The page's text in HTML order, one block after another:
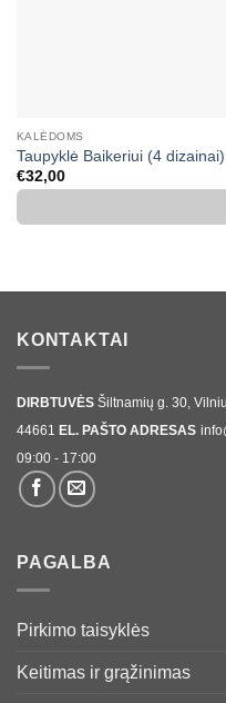
KALĖDOMS
Taupyklė Baikeriui (4 dizainai)
€32,00
KONTAKTAI
DIRBTUVĖS Šiltnamių g. 30,
44661 EL. PAŠTO ADRESAS
09:00 - 17:00
PAGALBA
Pirkimo taisyklės
Keitimas ir grąžinimas